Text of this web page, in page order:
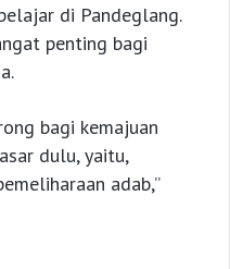
di Pandeglang.
penting bagi
bagi kemajuan
dulu, yaitu,
adab,”